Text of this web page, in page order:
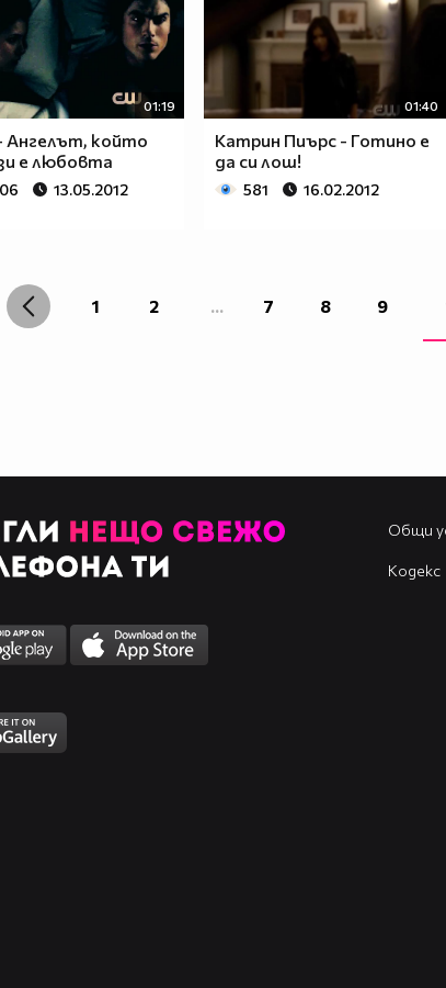
01:19
Ангелът, който
е любовта
13.05.2012
01:40
Катрин Пиърс - Готино е
да си лош!
581 16.02.2012
1 2 ... 7 8 9
Общи
Кодекс